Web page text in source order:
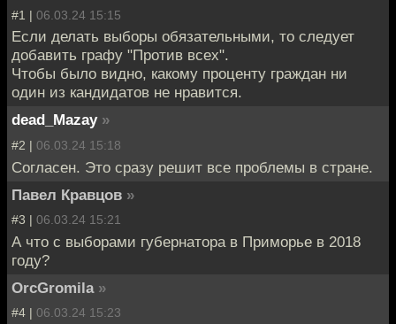
#1 | 06.03.24 15:15
Если делать выборы обязательными, то следует
добавить графу "Против всех".
Чтобы было видно, какому проценту граждан ни
один из кандидатов не нравится.
dead_Mazay »
#2 | 06.03.24 15:18
Согласен. Это сразу решит все проблемы в стране.
Павел Кравцов »
#3 | 06.03.24 15:21
А что с выборами губернатора в Приморье в 2018
году?
OrcGromila »
#4 | 06.03.24 15:23